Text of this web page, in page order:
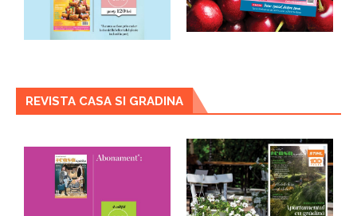
REVISTA CASA SI GRADINA